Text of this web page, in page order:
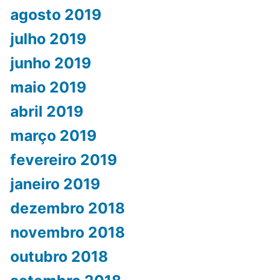
agosto 2019
julho 2019
junho 2019
maio 2019
abril 2019
março 2019
fevereiro 2019
janeiro 2019
dezembro 2018
novembro 2018
outubro 2018